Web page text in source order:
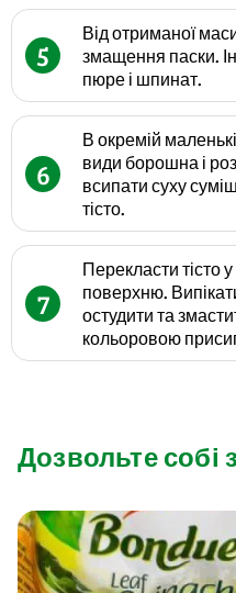
5
Від отриманої
змащення паски.
пюре і шпинат.
6
В окремій
види борошна і
всипати суху
тісто.
7
Перекласти тісто
поверхню.
остудити та
кольоровою
Дозвольте собі